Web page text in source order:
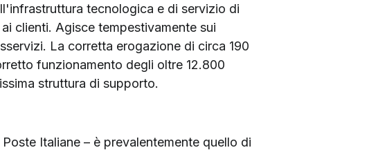
tecnologica e di servizio di
clienti. Agisce tempestivamente sui
La corretta erogazione di circa 190
funzionamento degli oltre 12.800
struttura di supporto.
Italiane – è prevalentemente quello di